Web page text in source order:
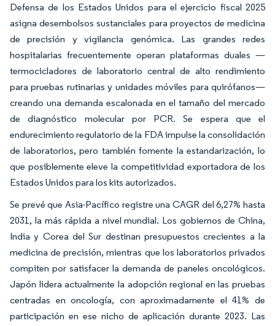
Defensa de los Estados Unidos para el ejercicio fiscal 2025
asigna desembolsos sustanciales para proyectos de medicina
de precisión y vigilancia genómica. Las grandes redes
hospitalarias frecuentemente operan plataformas duales —
termocicladores de laboratorio central de alto rendimiento
para pruebas rutinarias y unidades móviles para quirófanos—
creando una demanda escalonada en el tamaño del mercado
de diagnóstico molecular por PCR. Se espera que el
endurecimiento regulatorio de la FDA impulse la consolidación
de laboratorios, pero también fomente la estandarización, lo
que posiblemente eleve la competitividad exportadora de los
Estados Unidos para los kits autorizados.
Se prevé que Asia-Pacífico registre una CAGR del 6,27% hasta
2031, la más rápida a nivel mundial. Los gobiernos de China,
India y Corea del Sur destinan presupuestos crecientes a la
medicina de precisión, mientras que los laboratorios privados
compiten por satisfacer la demanda de paneles oncológicos.
Japón lidera actualmente la adopción regional en las pruebas
centradas en oncología, con aproximadamente el 41% de
participación en ese nicho de aplicación durante 2023. Las